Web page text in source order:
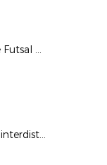
Demi-finale Challenge Futsal Alsace : FC Rosheim - AS Ribeauvillé : 1-4
Le plateau Halloween interdistricts de Sarralbe en images !